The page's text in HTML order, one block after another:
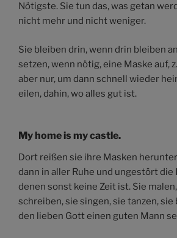
Nötigste. Sie tun das, was getan
nicht mehr und nicht weniger.
Sie bleiben drin, wenn drin bleiben
setzen, wenn nötig, eine Maske auf,
aber nur, um dann schnell wieder
eilen, dahin, wo alles gut ist.
My home is my castle.
Dort reißen sie ihre Masken
dann in aller Ruhe und ungestört die
denen sonst keine Zeit ist. Sie
schreiben, sie singen, sie tanzen,
den lieben Gott einen guten Mann